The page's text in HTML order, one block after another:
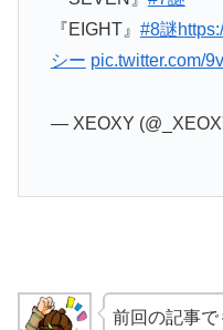
『EIGHT』 #8謎
シー pic.twitter.com/
— XEOXY
前回の記事